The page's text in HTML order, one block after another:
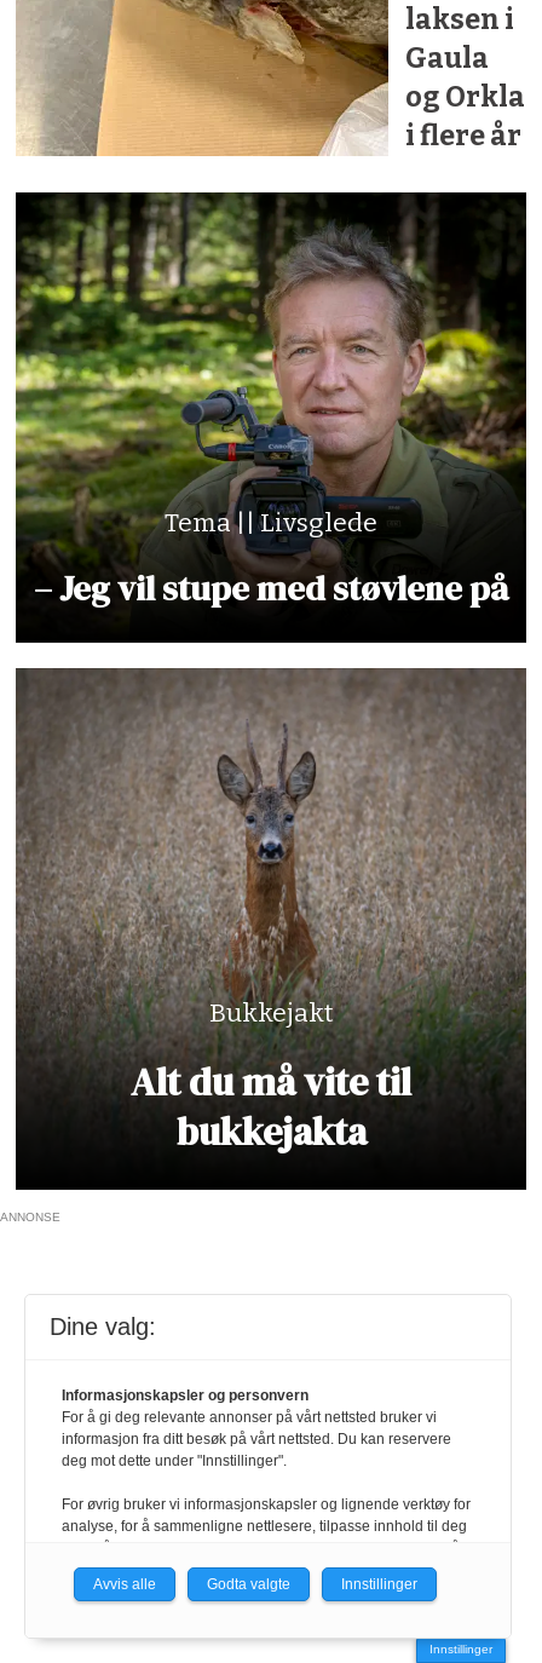
laksen i
Gaula
og Orkla
i flere år
Tema || Livsglede
– Jeg vil stupe med støvlene på
Bukkejakt
Alt du må vite til
bukkejakta
ANNONSE
Innstillinger
Dine valg:
Informasjonskapsler og personvern
For å gi deg relevante annonser på vårt nettsted bruker vi
informasjon fra ditt besøk på vårt nettsted. Du kan reservere
deg mot dette under "Innstillinger".
For øvrig bruker vi informasjonskapsler og lignende verktøy for
analyse, for å sammenligne nettlesere, tilpasse innhold til deg
personvernerklæring.
du få relevante annonser på nettstedene til medlemmene i
nettverket basert på informasjon fra dine besøk på tvers av
Avvis alle Godta valgte Innstillinger